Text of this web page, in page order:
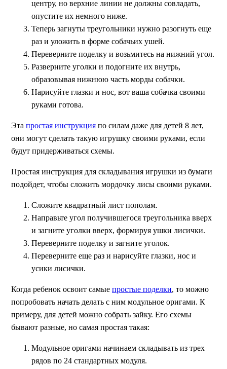
центру, но верхние линии не должны совладать,
опустите их немного ниже.
Теперь загнуты треугольники нужно разогнуть еще
раз и уложить в форме собачьих ушей.
Переверните поделку и возьмитесь на нижний угол.
Разверните уголки и подогните их внутрь,
образовывая нижнюю часть морды собачки.
Нарисуйте глазки и нос, вот ваша собачка своими
руками готова.
Эта простая инструкция по силам даже для детей 8 лет,
они могут сделать такую игрушку своими руками, если
будут придерживаться схемы.
Простая инструкция для складывания игрушки из бумаги
подойдет, чтобы сложить мордочку лисы своими руками.
Сложите квадратный лист пополам.
Направьте угол получившегося треугольника вверх
и загните уголки вверх, формируя ушки лисички.
Переверните поделку и загните уголок.
Переверните еще раз и нарисуйте глазки, нос и
усики лисички.
Когда ребенок освоит самые простые поделки, то можно
попробовать начать делать с ним модульное оригами. К
примеру, для детей можно собрать зайку. Его схемы
бывают разные, но самая простая такая:
Модульное оригами начинаем складывать из трех
рядов по 24 стандартных модуля.